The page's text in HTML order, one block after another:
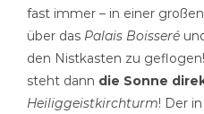
fast immer – in einer
über das Palais Boisseré
den Nistkasten zu
steht dann die Sonne
Heiliggeistkirchturm! Der